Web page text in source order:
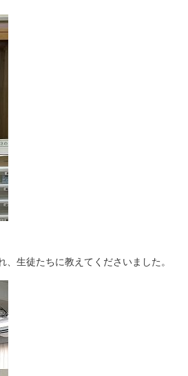
生徒たちに教えてくださいました。